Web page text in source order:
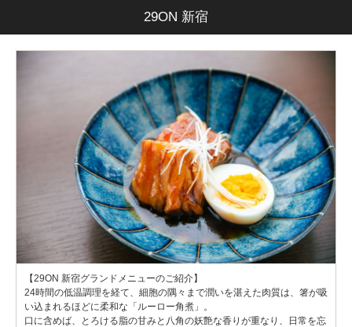
29ON 新宿
【29ON 新宿グランドメニューのご紹介】
24時間の低温調理を経て、細胞の隅々まで潤いを湛えた肉質は、箸が吸
い込まれるほどに柔和な「ルーロー角煮」。
口に含めば、とろける脂の甘みと八角の妖艶な香りが重なり、日常を忘